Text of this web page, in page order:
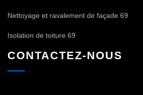
Nettoyage et ravalement de façade 69
Isolation de toiture 69
CONTACTEZ-NOUS